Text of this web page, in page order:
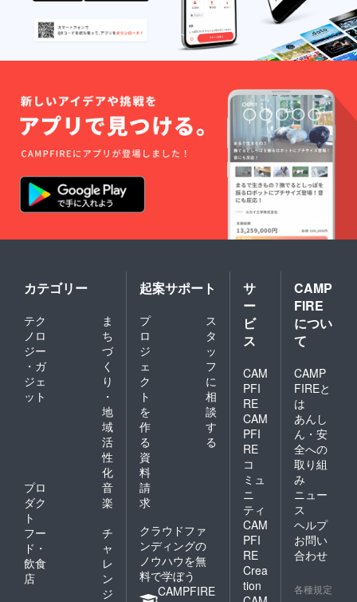
カテゴリー
テク
ノロ
ジー
・ガ
ジェ
ット
ま
ち
づ
く
り
・
地
域
活
性
化
プロ
ダク
ト
音
楽
フー
ド・
飲食
店
チ
ャ
レ
ン
ジ
起案サポート
プ
ロ
ジ
ェ
ク
ト
を
作
る
ス
タ
ッ
フ
に
相
談
す
る
資
料
請
求
クラウドファ
ンディングの
ノウハウを無
料で学ぼう
CAMPFIRE
サ
ー
ビ
ス
CAM
PFI
RE
CAM
PFI
RE
コ
ミュ
ニ
ティ
CAM
PFI
RE
Crea
tion
CAMP
FIRE
につい
て
CAMP
FIREと
は
あんし
ん・安
全への
取り組
み
ニュー
ス
ヘルプ
お問い
合わせ
各種規定